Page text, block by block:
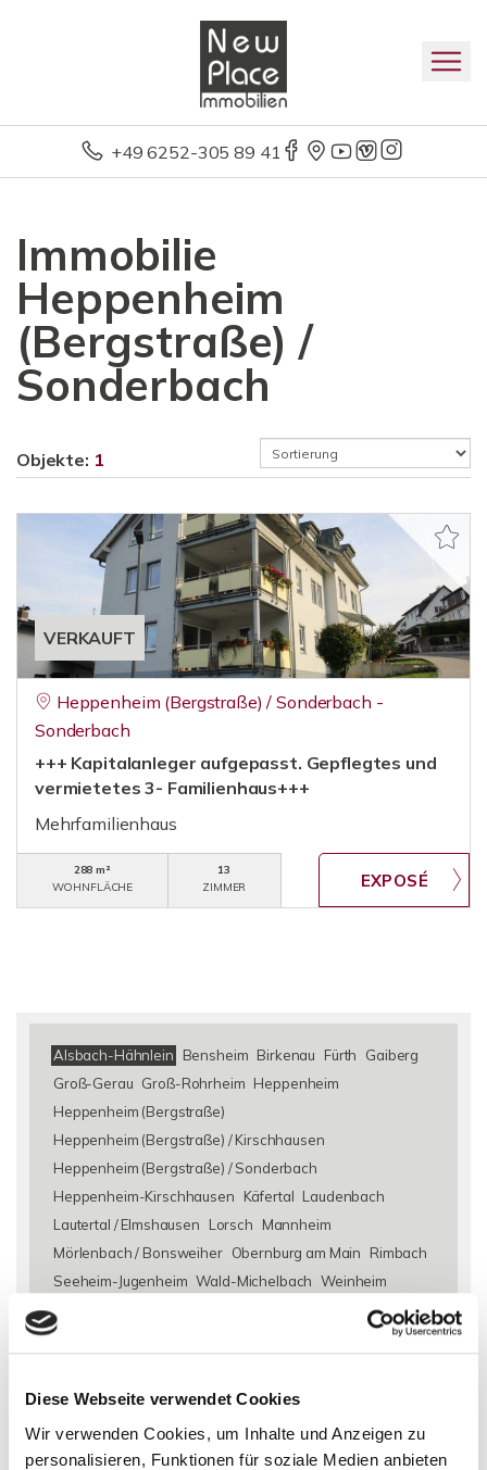
Diese Webseite verwendet Cookies
Wir verwenden Cookies, um Inhalte und Anzeigen zu
personalisieren, Funktionen für soziale Medien anbieten
+49 6252-305 89 41
Immobilie
Heppenheim
(Bergstraße) /
Sonderbach
Objekte: 1
VERKAUFT
Heppenheim (Bergstraße) / Sonderbach -
Sonderbach
+++ Kapitalanleger aufgepasst. Gepflegtes und
vermietetes 3- Familienhaus+++
Mehrfamilienhaus
288 m²
WOHNFLÄCHE
13
ZIMMER
Alsbach-Hähnlein Bensheim Birkenau Fürth
Gaiberg
Groß-Gerau Groß-Rohrheim Heppenheim
Heppenheim (Bergstraße)
Heppenheim (Bergstraße) / Kirschhausen
Heppenheim (Bergstraße) / Sonderbach
Heppenheim-Kirschhausen
Käfertal Laudenbach
Lautertal / Elmshausen
Lorsch
Mannheim
Mörlenbach / Bonsweiher Obernburg am Main
Rimbach
Seeheim-Jugenheim Wald-Michelbach Weinheim
Zwingenberg
Alsbach-Hähnlein
Immo Alsbach-Hähnlein
Wohnungssuche Alsbach-Hähnlein
Wohnungsanzeigen